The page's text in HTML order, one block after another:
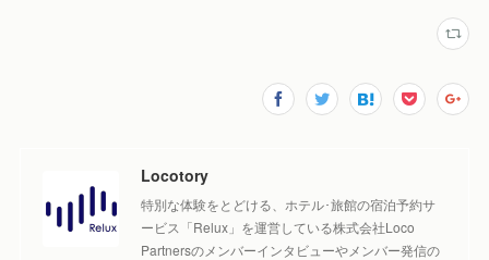
Locotory
特別な体験をとどける、ホテル･旅館の宿泊予約サ
ービス「Relux」を運営している株式会社Loco
Partnersのメンバーインタビューやメンバー発信の